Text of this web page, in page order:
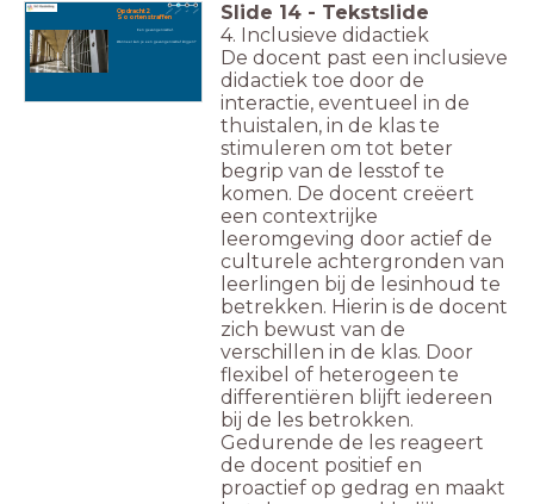
Opdracht 2
Soorten straffen
Een gevangenisstraf.
Wanneer kun je een gevangenisstraf krijgen?
Slide 14 - Tekstslide
4. Inclusieve didactiek
De docent past een inclusieve
didactiek toe door de
interactie, eventueel in de
thuistalen, in de klas te
stimuleren om tot beter
begrip van de lesstof te
komen. De docent creëert
een contextrijke
leeromgeving door actief de
culturele achtergronden van
leerlingen bij de lesinhoud te
betrekken. Hierin is de docent
zich bewust van de
verschillen in de klas. Door
flexibel of heterogeen te
differentiëren blijft iedereen
bij de les betrokken.
Gedurende de les reageert
de docent positief en
proactief op gedrag en maakt